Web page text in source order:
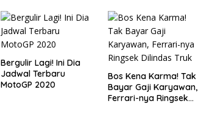
Bergulir Lagi! Ini Dia
Jadwal Terbaru
MotoGP 2020
Bos Kena Karma! Tak
Bayar Gaji Karyawan,
Ferrari-nya Ringsek